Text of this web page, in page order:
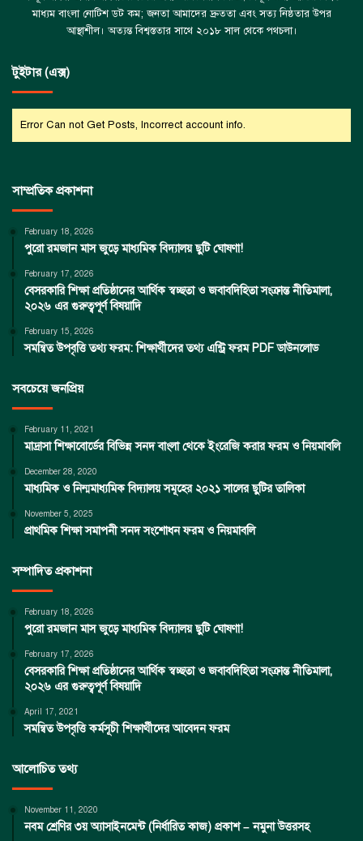
মাধ্যম বাংলা নোটিশ ডট কম; জনতা আমাদের দ্রুততা এবং সত্য নিষ্ঠতার উপর
আস্থাশীল। অত্যন্ত বিশ্বস্ততার সাথে ২০১৮ সাল থেকে পথচলা।
টুইটার (এক্স)
Error Can not Get Posts, Incorrect account info.
সাম্প্রতিক প্রকাশনা
February 18, 2026
পুরো রমজান মাস জুড়ে মাধ্যমিক বিদ্যালয় ছুটি ঘোষণা!
February 17, 2026
বেসরকারি শিক্ষা প্রতিষ্ঠানের আর্থিক স্বচ্ছতা ও জবাবদিহিতা সংক্রান্ত নীতিমালা,
২০২৬ এর গুরুত্বপূর্ণ বিষয়াদি
February 15, 2026
সমন্বিত উপবৃত্তি তথ্য ফরম: শিক্ষার্থীদের তথ্য এন্ট্রি ফরম PDF ডাউনলোড
সবচেয়ে জনপ্রিয়
February 11, 2021
মাদ্রাসা শিক্ষাবোর্ডের বিভিন্ন সনদ বাংলা থেকে ইংরেজি করার ফরম ও নিয়মাবলি
December 28, 2020
মাধ্যমিক ও নিন্মমাধ্যমিক বিদ্যালয় সমূহের ২০২১ সালের ছুটির তালিকা
November 5, 2025
প্রাথমিক শিক্ষা সমাপনী সনদ সংশোধন ফরম ও নিয়মাবলি
সম্পাদিত প্রকাশনা
February 18, 2026
পুরো রমজান মাস জুড়ে মাধ্যমিক বিদ্যালয় ছুটি ঘোষণা!
February 17, 2026
বেসরকারি শিক্ষা প্রতিষ্ঠানের আর্থিক স্বচ্ছতা ও জবাবদিহিতা সংক্রান্ত নীতিমালা,
২০২৬ এর গুরুত্বপূর্ণ বিষয়াদি
April 17, 2021
সমন্বিত উপবৃত্তি কর্মসূচী শিক্ষার্থীদের আবেদন ফরম
আলোচিত তথ্য
November 11, 2020
নবম শ্রেণির ৩য় অ্যাসাইনমেন্ট (নির্ধারিত কাজ) প্রকাশ – নমুনা উত্তরসহ